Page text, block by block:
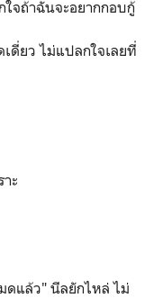
ใจถ้าฉันจะอยากกอบกู้
ดี่ยว ไม่แปลกใจเลยที่
ะ
ดแล้ว" นีลยักไหล่ ไม่